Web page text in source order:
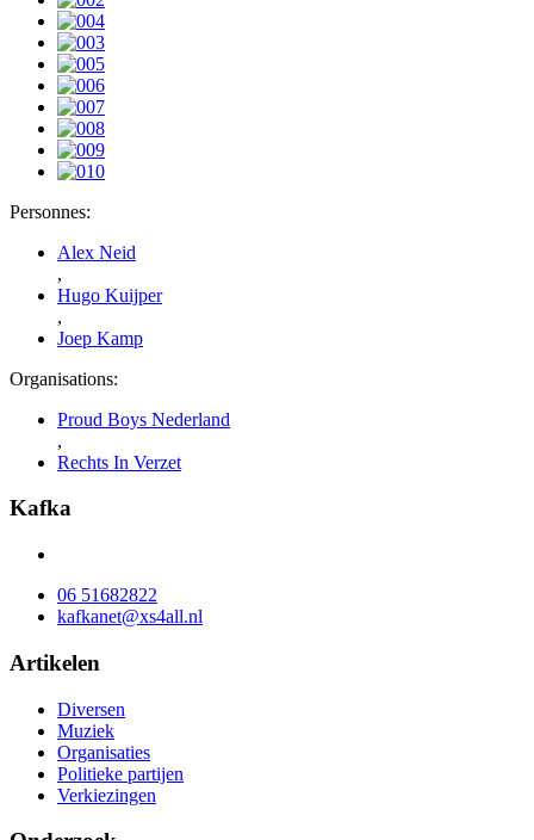
Personnes:
Alex Neid
,
Hugo Kuijper
,
Joep Kamp
Organisations:
Proud Boys Nederland
,
Rechts In Verzet
Kafka
06 51682822
kafkanet@xs4all.nl
Artikelen
Diversen
Muziek
Organisaties
Politieke partijen
Verkiezingen